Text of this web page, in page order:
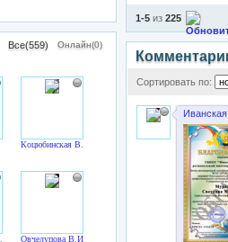
Все(559) Онлайн(0)
Коцюбинская В.В.
Овчелупова В.И.
1-5 из 225
Сортировать по: